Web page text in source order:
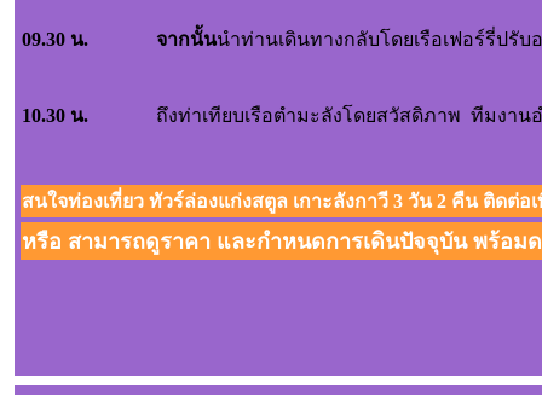
09.30 น. จากนั้นนำท่านเดินทางกลับโดยเรือเฟอร์รี่ปรับ
10.30 น. ถึงท่าเทียบเรือตำมะลังโดยสวัสดิภาพ ทีมงา
สนใจท่องเที่ยว ทัวร์ล่องแก่งสตูล เกาะลังกาวี 3 วัน 2 คืน ติดต่อ
หรือ สามารถดูราคา และกำหนดการเดินปัจจุบัน พร้อม